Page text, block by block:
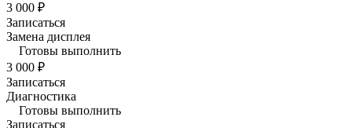
3 000 ₽
Записаться
Замена дисплея
Готовы выполнить
3 000 ₽
Записаться
Диагностика
Готовы выполнить
Записаться